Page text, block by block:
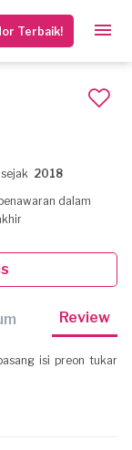
Terbaik!
2018
dalam
Review
isi preon tukar